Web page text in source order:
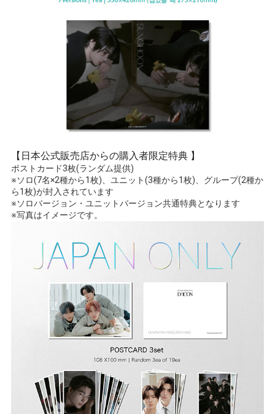
【日本公式販売店からの購入者限定特典 】
ポストカード3枚(ランダム提供)
※ソロ(7名×2種から1枚)、ユニット(3種から1枚)、グループ(2種か
ら1枚)が封入されています
※ソロバージョン・ユニットバージョン共通特典となります
※写真はイメージです。